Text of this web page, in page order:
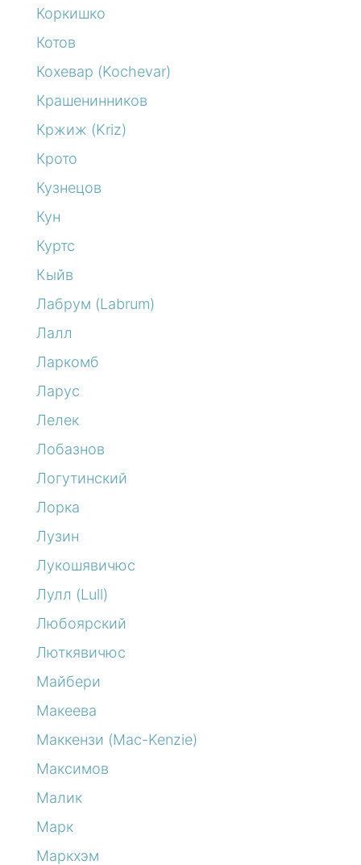
Коркишко
Котов
Кохевар (Kochevar)
Крашенинников
Кржиж (Kriz)
Крото
Кузнецов
Кун
Куртс
Кыйв
Лабрум (Labrum)
Лалл
Ларкомб
Ларус
Лелек
Лобазнов
Логутинский
Лорка
Лузин
Лукошявичюс
Лулл (Lull)
Любоярский
Люткявичюс
Майбери
Макеева
Маккензи (Mac-Kenzie)
Максимов
Малик
Марк
Маркхэм